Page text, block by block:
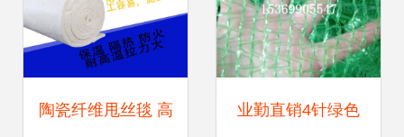
陶瓷纤维甩丝毯 高 业勤直销4针绿色